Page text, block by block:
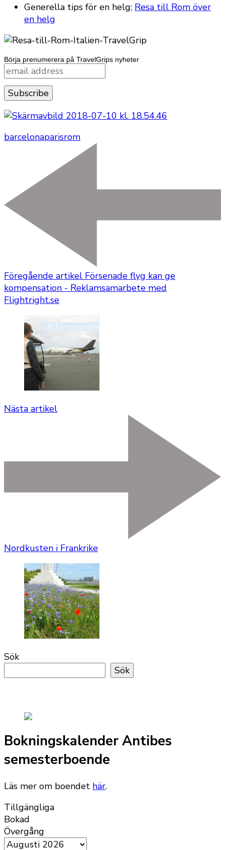
Generella tips för en helg; Resa till Rom över
en helg
Börja prenumerera på TravelGrips nyheter
barcelonaparisrom
Föregående artikel Försenade flyg kan ge
kompensation - Reklamsamarbete med
Flightright.se
Nästa artikel
Nordkusten i Frankrike
Sök
Sök
Bokningskalender Antibes
semesterboende
Läs mer om boendet här.
Tillgängliga
Bokad
Övergång